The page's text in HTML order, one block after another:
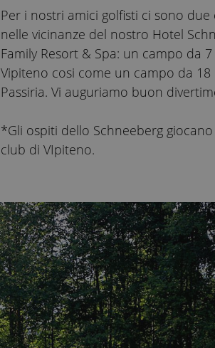
Per i nostri amici golfisti ci sono due
nelle vicinanze del nostro Hotel
Family Resort & Spa: un campo da
Vipiteno cosi come un campo da 18
Passiria. Vi auguriamo buon
*Gli ospiti dello Schneeberg
club di VIpiteno.